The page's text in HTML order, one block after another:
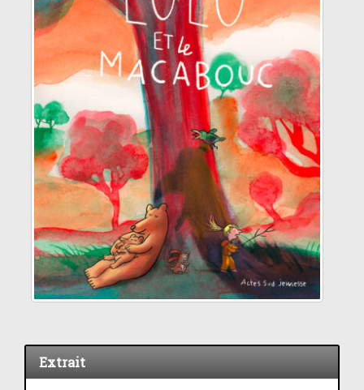
Extrait